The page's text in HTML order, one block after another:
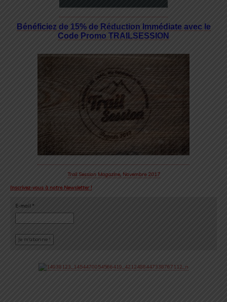
Bénéficiez de 15% de Réduction Immédiate avec le
Code Promo TRAILSESSION
Trail Session Magazine, Novembre 2017
Inscrivez-vous à notre Newsletter !
E-mail *